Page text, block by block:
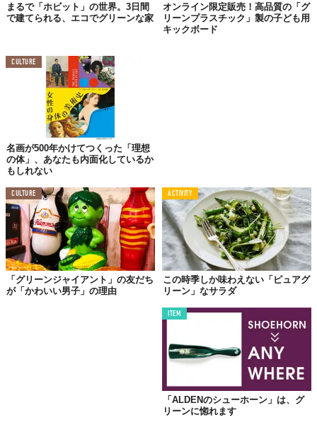
まるで「ホビット」の世界。3日間
で建てられる、エコでグリーンな家
オンライン限定販売！高品質の「グ
リーンプラスチック」製の子ども用
キックボード
CULTURE
名画が500年かけてつくった「理想
の体」、あなたも内面化しているか
もしれない
CULTURE
「グリーンジャイアント」の友だち
が「かわいい男子」の理由
ACTIVITY
この時季しか味わえない「ピュアグ
リーン」なサラダ
ITEM
「ALDENのシューホーン」は、グ
リーンに惚れます